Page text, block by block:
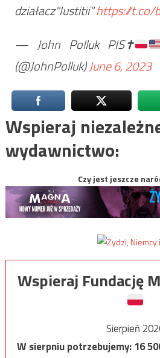
działacz"Iustitii"https://t.co/
— John Polluk PIS✝️
(@JohnPolluk)June 6, 2023
Wspieraj
wydawnictwo:
Czy jest jeszcze
Wspieraj Fundację
Sierpień
W sierpniu potrzebujemy:16